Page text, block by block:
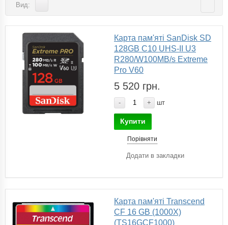
Вид:
Карта пам'яті SanDisk SD
128GB C10 UHS-II U3
R280/W100MB/s Extreme
Pro V60
5 520 грн.
- + шт
Купити
Порівняти
Додати в закладки
Карта пам'яті Transcend
CF 16 GB (1000X)
(TS16GCF1000)